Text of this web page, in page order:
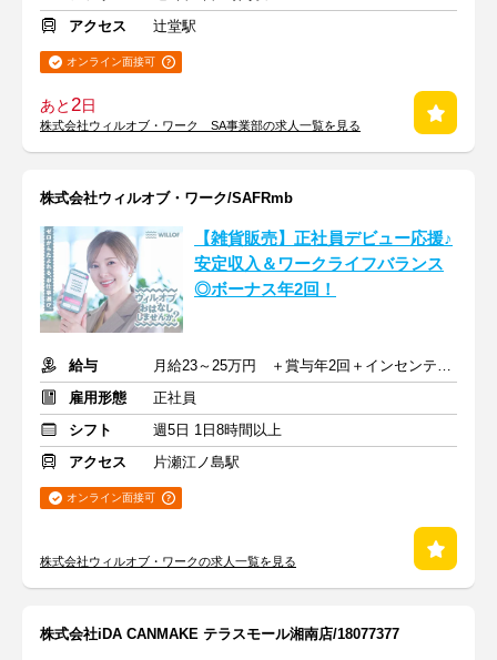
アクセス
辻堂駅
オンライン面接可
あと2日
株式会社ウィルオブ・ワーク SA事業部の求人一覧を見る
株式会社ウィルオブ・ワーク/SAFRmb
【雑貨販売】正社員デビュー応援♪
安定収入＆ワークライフバランス
◎ボーナス年2回！
給与
月給23～25万円 ＋賞与年2回＋インセンティブ＋交通費
雇用形態
正社員
シフト
週5日 1日8時間以上
アクセス
片瀬江ノ島駅
オンライン面接可
株式会社ウィルオブ・ワークの求人一覧を見る
株式会社iDA CANMAKE テラスモール湘南店/18077377